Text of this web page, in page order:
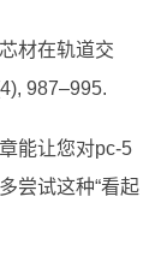
材在轨道交
987–995.
能让您对pc-5
尝试这种“看起